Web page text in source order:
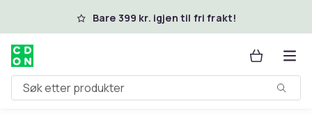
Hopp til hovedinnholdBare 399 kr. igjen til fri frakt!
Søk etter produkter